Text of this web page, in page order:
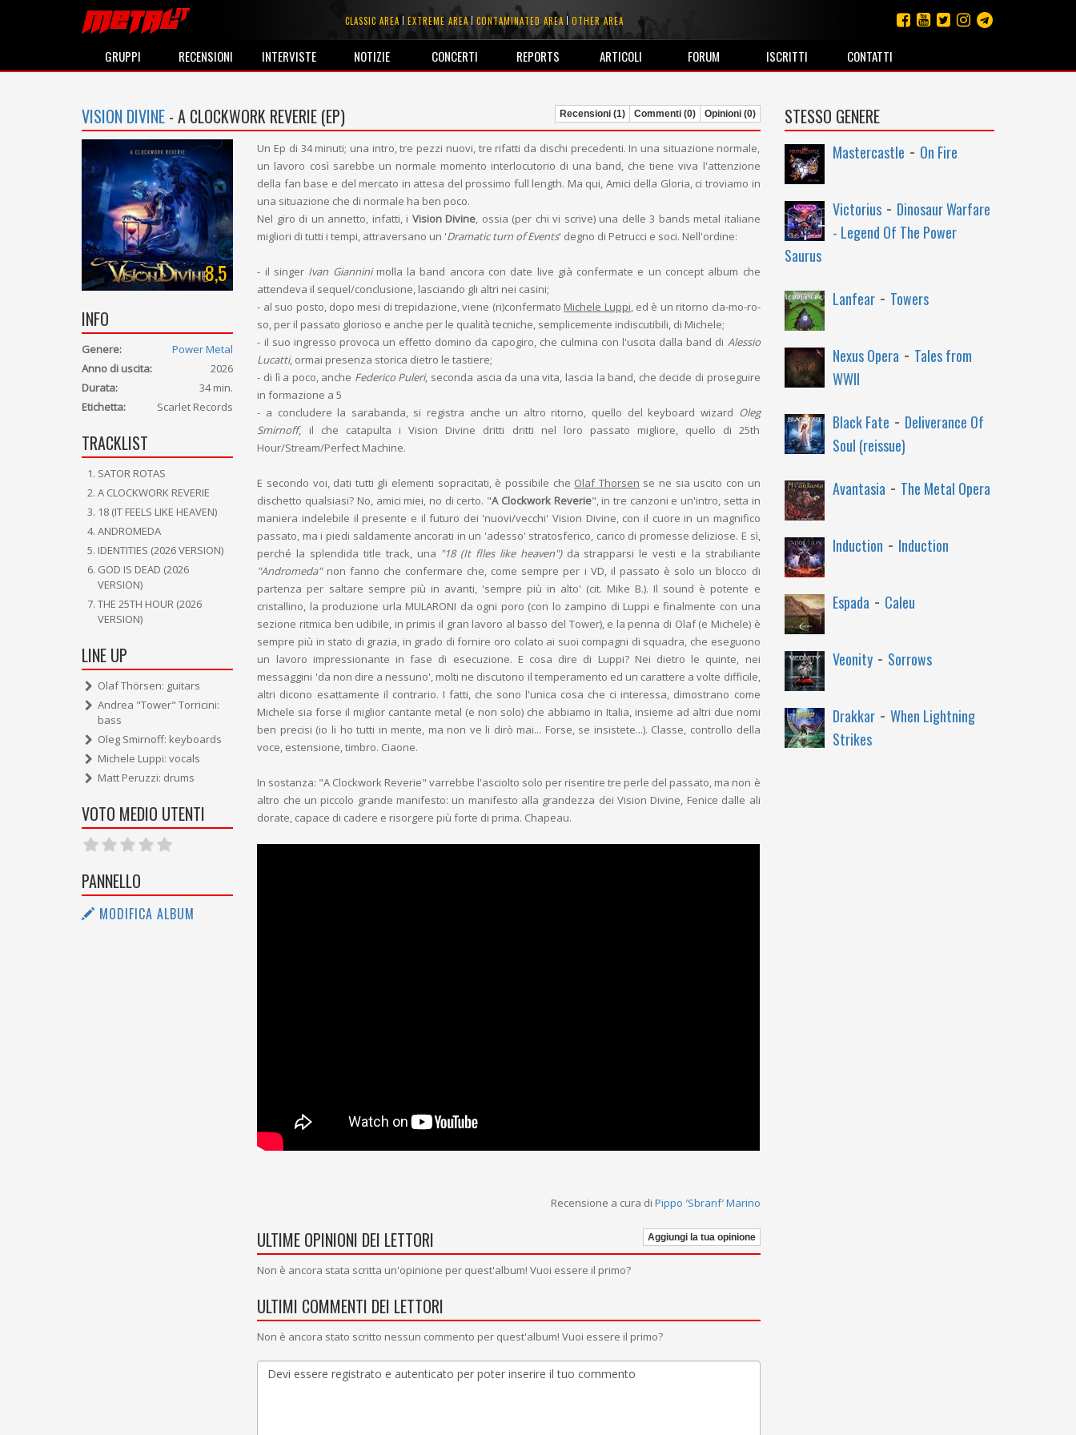
CLASSIC AREA EXTREME AREA CONTAMINATED AREA OTHER AREA
GRUPPI RECENSIONI INTERVISTE NOTIZIE CONCERTI REPORTS ARTICOLI FORUM ISCRITTI CONTATTI
VISION DIVINE - A CLOCKWORK REVERIE (EP) Recensioni (1) Commenti (0) Opinioni (0)
8,5
INFO
Genere:
Power Metal
Anno di uscita:
2026
Durata:
34 min.
Etichetta:
Scarlet Records
TRACKLIST
SATOR ROTAS
A CLOCKWORK REVERIE
18 (IT FEELS LIKE HEAVEN)
ANDROMEDA
IDENTITIES (2026 VERSION)
GOD IS DEAD (2026
VERSION)
THE 25TH HOUR (2026
VERSION)
LINE UP
Olaf Thörsen: guitars
Andrea "Tower" Torricini:
bass
Oleg Smirnoff: keyboards
Michele Luppi: vocals
Matt Peruzzi: drums
VOTO MEDIO UTENTI
PANNELLO
MODIFICA ALBUM
Un Ep di 34 minuti; una intro, tre pezzi nuovi, tre rifatti da dischi precedenti. In una situazione normale,
un lavoro così sarebbe un normale momento interlocutorio di una band, che tiene viva l'attenzione
della fan base e del mercato in attesa del prossimo full length. Ma qui, Amici della Gloria, ci troviamo in
una situazione che di normale ha ben poco.
Nel giro di un annetto, infatti, i Vision Divine, ossia (per chi vi scrive) una delle 3 bands metal italiane
migliori di tutti i tempi, attraversano un 'Dramatic turn of Events' degno di Petrucci e soci. Nell'ordine:
- il singer Ivan Gianninimolla la band ancora con date live già confermate e un concept album che
attendeva il sequel/conclusione, lasciando gli altri nei casini;
- al suo posto, dopo mesi di trepidazione, viene (ri)confermato Michele Luppi, ed è un ritorno cla-mo-ro-
so, per il passato glorioso e anche per le qualità tecniche, semplicemente indiscutibili, di Michele;
- il suo ingresso provoca un effetto domino da capogiro, che culmina con l'uscita dalla band di Alessio
Lucatti, ormai presenza storica dietro le tastiere;
- di lì a poco, anche Federico Puleri, seconda ascia da una vita, lascia la band, che decide di proseguire
in formazione a 5
- a concludere la sarabanda, si registra anche un altro ritorno, quello del keyboard wizard Oleg
Smirnoff, il che catapulta i Vision Divine dritti dritti nel loro passato migliore, quello di 25th
Hour/Stream/Perfect Machine.
E secondo voi, dati tutti gli elementi sopracitati, è possibile che Olaf Thorsen se ne sia uscito con un
dischetto qualsiasi? No, amici miei, no di certo. "A Clockwork Reverie", in tre canzoni e un'intro, setta in
maniera indelebile il presente e il futuro dei 'nuovi/vecchi' Vision Divine, con il cuore in un magnifico
passato, ma i piedi saldamente ancorati in un 'adesso' stratosferico, carico di promesse deliziose. E sì,
perché la splendida title track, una "18 (It flles like heaven")da strapparsi le vesti e la strabiliante
"Andromeda"non fanno che confermare che, come sempre per i VD, il passato è solo un blocco di
partenza per saltare sempre più in avanti, 'sempre più in alto' (cit. Mike B.). Il sound è potente e
cristallino, la produzione urla MULARONI da ogni poro (con lo zampino di Luppi e finalmente con una
sezione ritmica ben udibile, in primis il gran lavoro al basso del Tower), e la penna di Olaf (e Michele) è
sempre più in stato di grazia, in grado di fornire oro colato ai suoi compagni di squadra, che eseguono
un lavoro impressionante in fase di esecuzione. E cosa dire di Luppi? Nei dietro le quinte, nei
messaggini 'da non dire a nessuno', molti ne discutono il temperamento ed un carattere a volte difficile,
altri dicono esattamente il contrario. I fatti, che sono l'unica cosa che ci interessa, dimostrano come
Michele sia forse il miglior cantante metal (e non solo) che abbiamo in Italia, insieme ad altri due nomi
ben precisi (io li ho tutti in mente, ma non ve li dirò mai... Forse, se insistete...). Classe, controllo della
voce, estensione, timbro. Ciaone.
In sostanza: "A Clockwork Reverie" varrebbe l'asciolto solo per risentire tre perle del passato, ma non è
altro che un piccolo grande manifesto: un manifesto alla grandezza dei Vision Divine, Fenice dalle ali
dorate, capace di cadere e risorgere più forte di prima. Chapeau.
Recensione a cura di Pippo ′Sbranf′ Marino
ULTIME OPINIONI DEI LETTORI Aggiungi la tua opinione
Non è ancora stata scritta un'opinione per quest'album! Vuoi essere il primo?
ULTIMI COMMENTI DEI LETTORI
Non è ancora stato scritto nessun commento per quest'album! Vuoi essere il primo?
STESSO GENERE
Mastercastle - On Fire
Victorius- Dinosaur Warfare
- Legend Of The Power
Saurus
Lanfear- Towers
Nexus Opera - Tales from
WWII
Black Fate - Deliverance Of
Soul (reissue)
Avantasia - The Metal Opera
Induction - Induction
Espada - Caleu
Veonity- Sorrows
Drakkar- When Lightning
Strikes